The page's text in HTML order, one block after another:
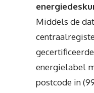
Middels de
energielabel
postcode in